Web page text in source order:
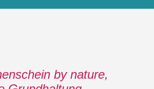
by nature,